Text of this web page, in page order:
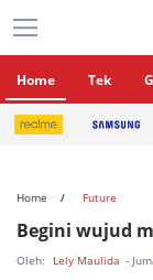
Home Tek
Home Future
Begini wujud
Oleh: Lely Maulida -